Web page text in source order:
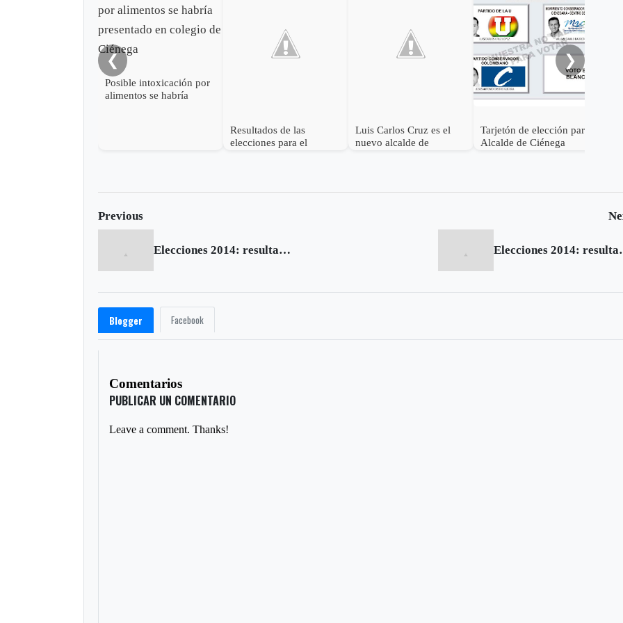
❮
Posible intoxicación por
alimentos se habría
Resultados de las
elecciones para el
Luis Carlos Cruz es el
nuevo alcalde de
Tarjetón de elección para
Alcalde de Ciénega
❯
Previous
Elecciones 2014: resultados de la segunda vuelta en Chivor Elecciones
Blogger Facebook
Comentarios
PUBLICAR UN COMENTARIO
Leave a comment. Thanks!